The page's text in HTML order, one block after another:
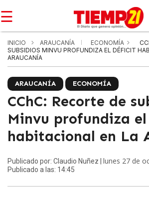
☰
INICIO ARAUCANÍA ECONOMÍA
SUBSIDIOS MINVU PROFUNDIZA EL DÉFICIT
ARAUCANÍA
ARAUCANÍA ECONOMÍA
CChC: Recorte de
Minvu profundiza
habitacional en La
Publicado por: Claudio Nuñez | lunes 27 de
Publicado a las: 14:45